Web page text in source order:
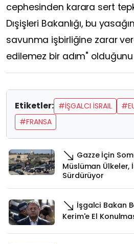
cephesinden karara sert
Dışişleri Bakanlığı, bu
savunma işbirliğine zarar
edilemez bir adım"
Etiketler: #İŞGALCI İSRAIL
#FRANSA
Gazze İçin
Müslüman Ülkeler,
Sürdürüyor
İşgalci Bakan
Kerim'e El